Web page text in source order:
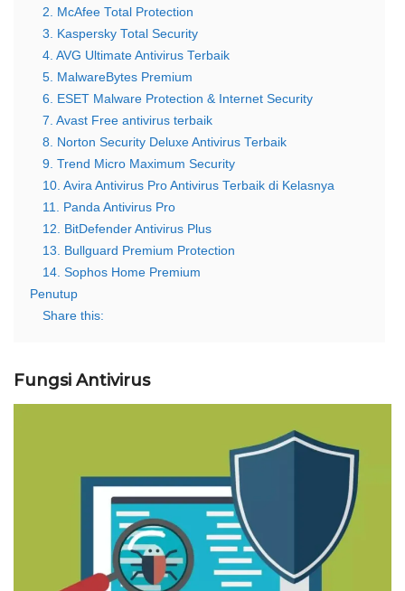
2. McAfee Total Protection
3. Kaspersky Total Security
4. AVG Ultimate Antivirus Terbaik
5. MalwareBytes Premium
6. ESET Malware Protection & Internet Security
7. Avast Free antivirus terbaik
8. Norton Security Deluxe Antivirus Terbaik
9. Trend Micro Maximum Security
10. Avira Antivirus Pro Antivirus Terbaik di Kelasnya
11. Panda Antivirus Pro
12. BitDefender Antivirus Plus
13. Bullguard Premium Protection
14. Sophos Home Premium
Penutup
Share this:
Fungsi Antivirus